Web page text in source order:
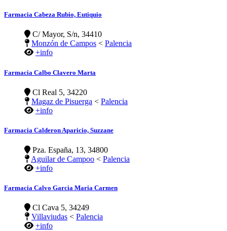
Farmacia Cabeza Rubio, Eutiquio
C/ Mayor, S/n, 34410
Monzón de Campos < Palencia
+info
Farmacia Calbo Clavero Marta
Cl Real 5, 34220
Magaz de Pisuerga < Palencia
+info
Farmacia Calderon Aparicio, Suzzane
Pza. España, 13, 34800
Aguilar de Campoo < Palencia
+info
Farmacia Calvo Garcia Maria Carmen
Cl Cava 5, 34249
Villaviudas < Palencia
+info